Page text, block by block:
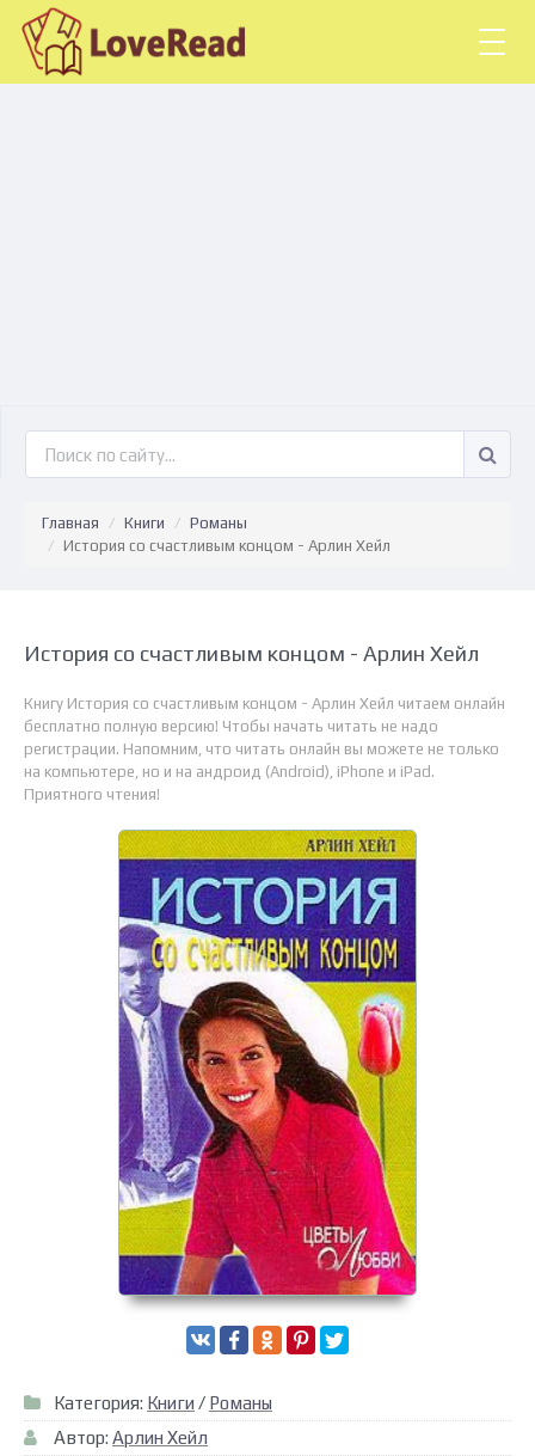
Главная Книги
Романы
История со счастливым концом - Арлин Хейл
История со счастливым концом - Арлин Хейл
Книгу История со счастливым концом - Арлин Хейл читаем онлайн
бесплатно полную версию! Чтобы начать читать не надо
регистрации. Напомним, что читать онлайн вы можете не только
на компьютере, но и на андроид (Android), iPhone и iPad.
Приятного чтения!
Категория: Книги / Романы
Автор: Арлин Хейл